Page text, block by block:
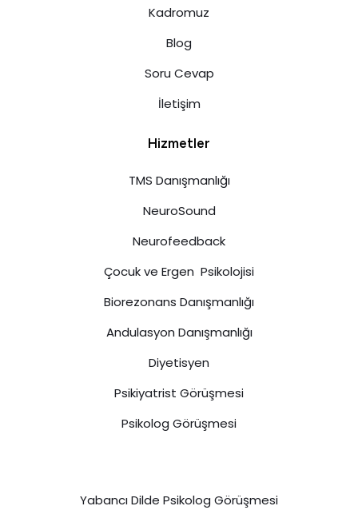
Kadromuz
Blog
Soru Cevap
İletişim
Hizmetler
TMS Danışmanlığı
NeuroSound
Neurofeedback
Çocuk ve Ergen Psikolojisi
Biorezonans Danışmanlığı
Andulasyon Danışmanlığı
Diyetisyen
Psikiyatrist Görüşmesi
Psikolog Görüşmesi
Yabancı Dilde Psikolog Görüşmesi